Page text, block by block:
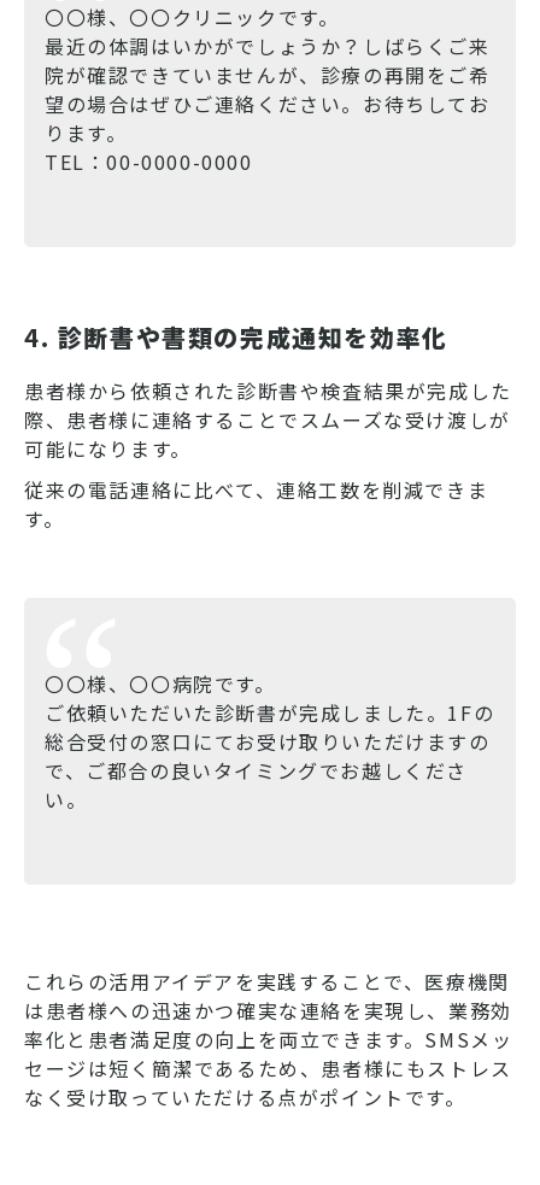
〇〇様、〇〇クリニックです。
最近の体調はいかがでしょうか？しばらくご来
院が確認できていませんが、診療の再開をご希
望の場合はぜひご連絡ください。お待ちしてお
ります。
TEL：00-0000-0000
4. 診断書や書類の完成通知を効率化
患者様から依頼された診断書や検査結果が完成した
際、患者様に連絡することでスムーズな受け渡しが
可能になります。
従来の電話連絡に比べて、連絡工数を削減できま
す。
〇〇様、〇〇病院です。
ご依頼いただいた診断書が完成しました。1Fの
総合受付の窓口にてお受け取りいただけますの
で、ご都合の良いタイミングでお越しくださ
い。
これらの活用アイデアを実践することで、医療機関
は患者様への迅速かつ確実な連絡を実現し、業務効
率化と患者満足度の向上を両立できます。SMSメッ
セージは短く簡潔であるため、患者様にもストレス
なく受け取っていただける点がポイントです。